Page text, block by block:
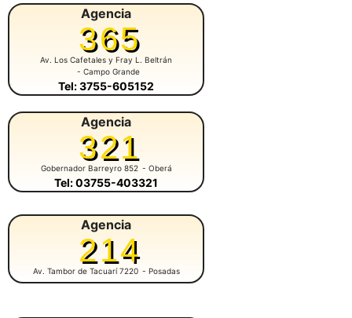
Agencia
365
Av. Los Cafetales y Fray L. Beltrán
- Campo Grande
Tel: 3755-605152
Agencia
321
Gobernador Barreyro 852 - Oberá
Tel: 03755-403321
Agencia
214
Av. Tambor de Tacuarí 7220 - Posadas